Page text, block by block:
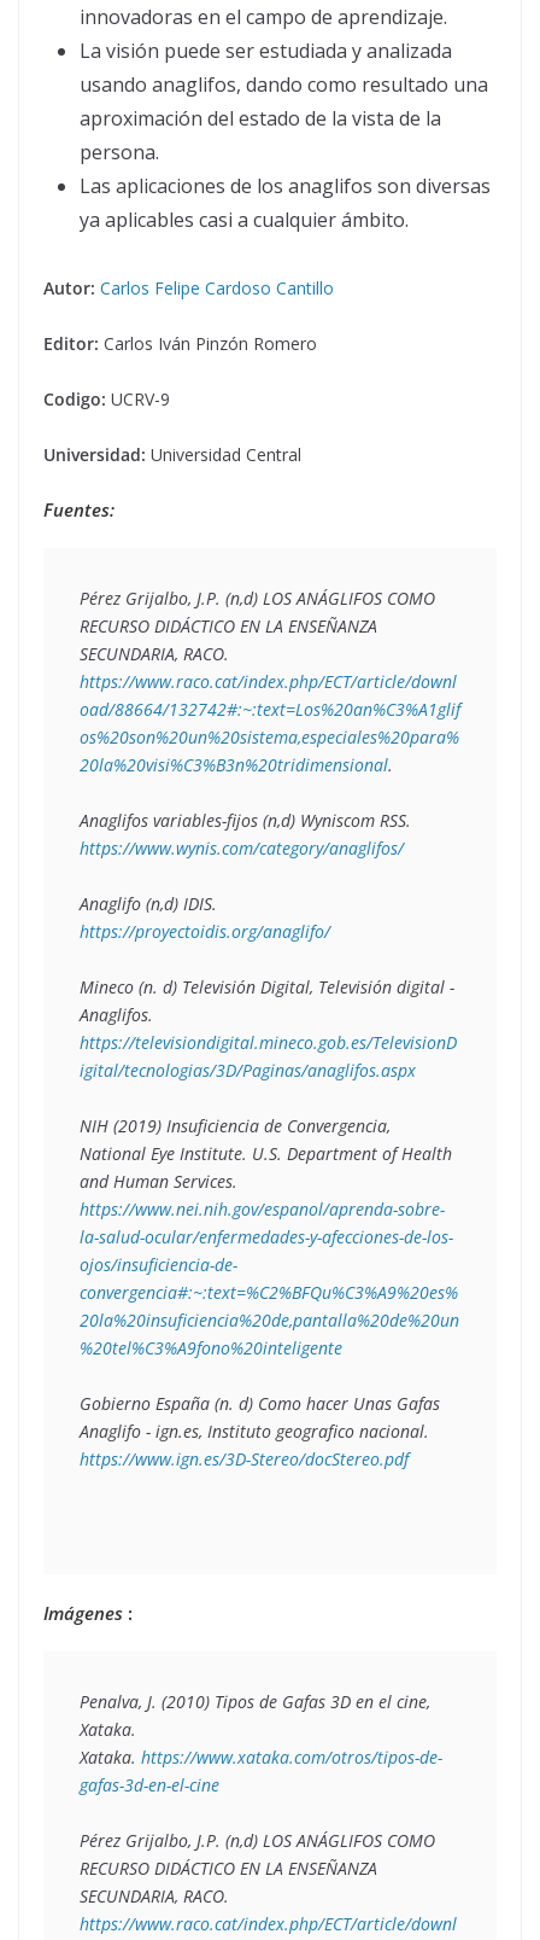
innovadoras en el campo de aprendizaje.
La visión puede ser estudiada y analizada
usando anaglifos, dando como resultado una
aproximación del estado de la vista de la
persona.
Las aplicaciones de los anaglifos son diversas
ya aplicables casi a cualquier ámbito.
Autor: Carlos Felipe Cardoso Cantillo
Editor: Carlos Iván Pinzón Romero
Codigo: UCRV-9
Universidad: Universidad Central
Fuentes:
Pérez Grijalbo, J.P. (n,d) LOS ANÁGLIFOS COMO
RECURSO DIDÁCTICO EN LA ENSEÑANZA
https://www.raco.cat/index.php/ECT/article/downl
oad/88664/132742#:~:text=Los%20an%C3%A1glif
os%20son%20un%20sistema,especiales%20para%
20la%20visi%C3%B3n%20tridimensional.
https://www.wynis.com/category/anaglifos/
https://proyectoidis.org/anaglifo/
Mineco (n. d) Televisión Digital, Televisión digital -
https://televisiondigital.mineco.gob.es/TelevisionD
igital/tecnologias/3D/Paginas/anaglifos.aspx
NIH (2019) Insuficiencia de Convergencia,
National Eye Institute. U.S. Department of Health
https://www.nei.nih.gov/espanol/aprenda-sobre-
la-salud-ocular/enfermedades-y-afecciones-de-los-
ojos/insuficiencia-de-
convergencia#:~:text=%C2%BFQu%C3%A9%20es%
20la%20insuficiencia%20de,pantalla%20de%20un
%20tel%C3%A9fono%20inteligente
Gobierno España (n. d) Como hacer Unas Gafas
https://www.ign.es/3D-Stereo/docStereo.pdf
Imágenes :
Penalva, J. (2010) Tipos de Gafas 3D en el cine,
Xataka.
Xataka. https://www.xataka.com/otros/tipos-de-
gafas-3d-en-el-cine
Pérez Grijalbo, J.P. (n,d) LOS ANÁGLIFOS COMO
RECURSO DIDÁCTICO EN LA ENSEÑANZA
https://www.raco.cat/index.php/ECT/article/downl